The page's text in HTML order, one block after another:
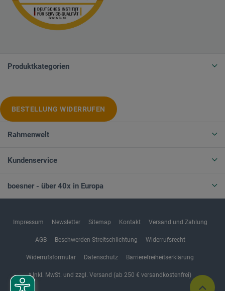
Produktkategorien
BESTELLUNG WIDERRUFEN
Rahmenwelt
Kundenservice
boesner - über 40x in Europa
Impressum Newsletter Sitemap Kontakt Versand und Zahlung
AGB Beschwerden-Streitschlichtung Widerrufsrecht
Widerrufsformular Datenschutz Barrierefreiheitserklärung
* Inkl. MwSt. und zzgl. Versand (ab 250 € versandkostenfrei)